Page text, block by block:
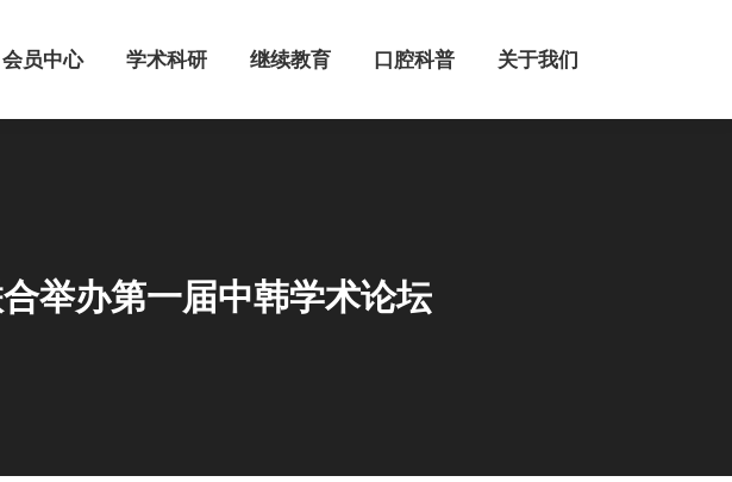
会员中心 学术科研 继续教育 口腔科普 关于我们
举办第一届中韩学术论坛